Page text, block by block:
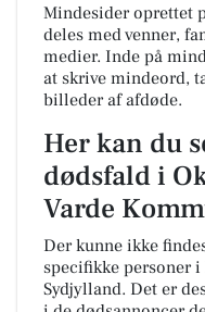
Mindesider oprettet
deles med venner,
medier. Inde på
at skrive mindeord,
billeder af afdøde.
Her kan du
dødsfald i
Varde
Der kunne ikke
specifikke personer
Sydjylland. Det er